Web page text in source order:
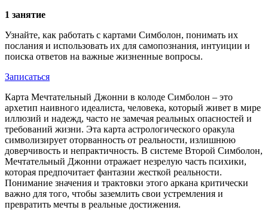
1 занятие
Узнайте, как работать с картами Симболон, понимать их
послания и использовать их для самопознания, интуиции и
поиска ответов на важные жизненные вопросы.
Записаться
Карта Мечтательный Джонни в колоде Симболон – это
архетип наивного идеалиста, человека, который живет в мире
иллюзий и надежд, часто не замечая реальных опасностей и
требований жизни. Эта карта астрологического оракула
символизирует оторванность от реальности, излишнюю
доверчивость и непрактичность. В системе Второй Симболон,
Мечтательный Джонни отражает незрелую часть психики,
которая предпочитает фантазии жесткой реальности.
Понимание значения и трактовки этого аркана критически
важно для того, чтобы заземлить свои устремления и
превратить мечты в реальные достижения.